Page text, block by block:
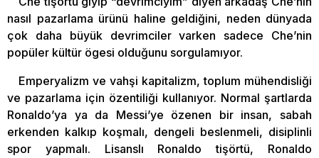
nasıl pazarlama ürünü haline geldiğini, neden dünyada
çok daha büyük devrimciler varken sadece Che’nin
popüler kültür ögesi olduğunu sorgulamıyor.
Emperyalizm ve vahşi kapitalizm, toplum mühendisliği
ve pazarlama için özentiliği kullanıyor. Normal şartlarda
Ronaldo’ya ya da Messi’ye özenen bir insan, sabah
erkenden kalkıp koşmalı, dengeli beslenmeli, disiplinli
spor yapmalı. Lisanslı Ronaldo tişörtü, Ronaldo